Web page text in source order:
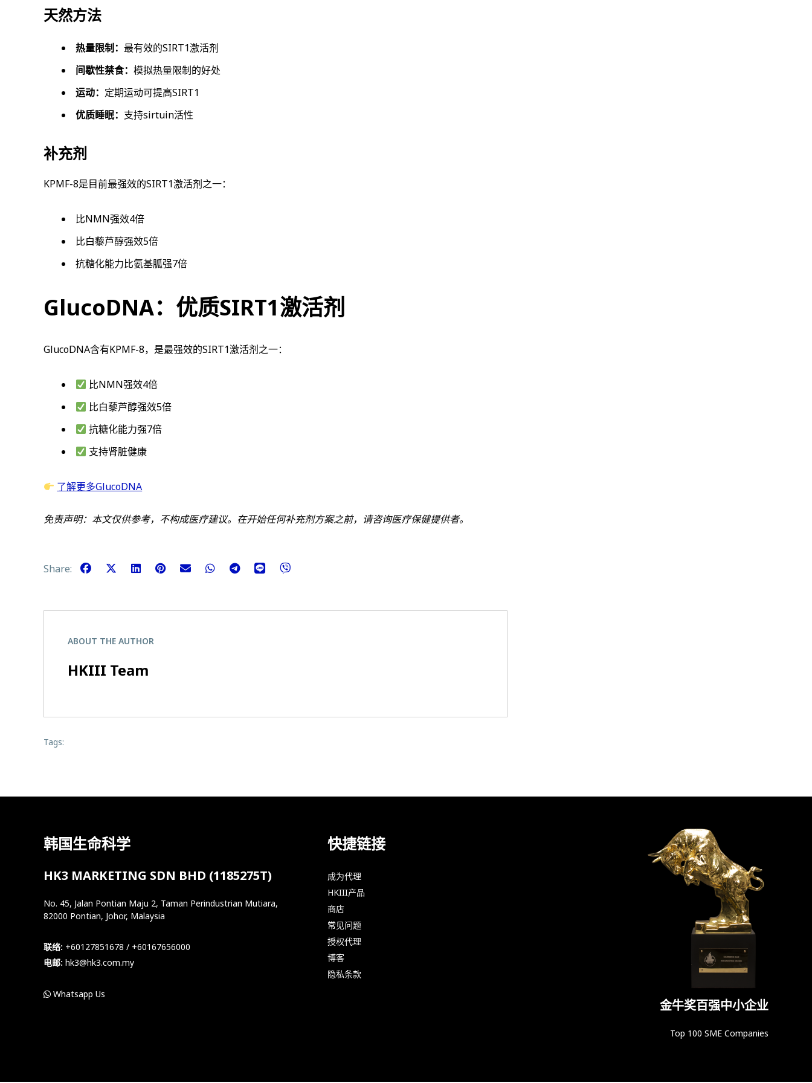
天然方法
热量限制： 最有效的SIRT1激活剂
间歇性禁食： 模拟热量限制的好处
运动： 定期运动可提高SIRT1
优质睡眠： 支持sirtuin活性
补充剂
KPMF-8是目前最强效的SIRT1激活剂之一：
比NMN强效4倍
比白藜芦醇强效5倍
抗糖化能力比氨基胍强7倍
GlucoDNA：优质SIRT1激活剂
GlucoDNA含有KPMF-8，是最强效的SIRT1激活剂之一：
比NMN强效4倍
比白藜芦醇强效5倍
抗糖化能力强7倍
支持肾脏健康
了解更多GlucoDNA
免责声明：本文仅供参考，不构成医疗建议。在开始任何补充剂方案之前，请咨询医疗保健提供者。
Share:
ABOUT THE AUTHOR
HKIII Team
Tags:
韩国生命科学
HK3 MARKETING SDN BHD (1185275T)
No. 45, Jalan Pontian Maju 2, Taman Perindustrian Mutiara,
82000 Pontian, Johor, Malaysia
联络: +60127851678 / +60167656000
电邮: hk3@hk3.com.my
Whatsapp Us
快捷链接
成为代理
HKIII产品
商店
常见问题
授权代理
博客
隐私条款
金牛奖百强中小企业
Top 100 SME Companies